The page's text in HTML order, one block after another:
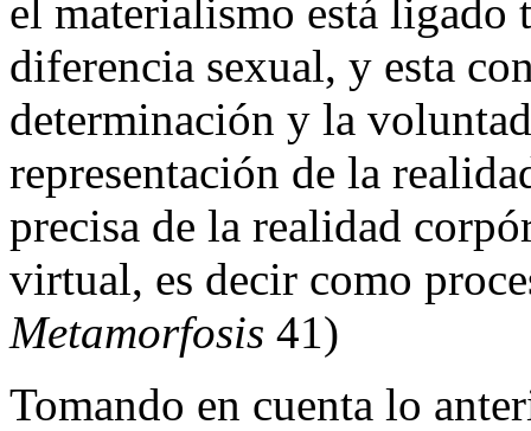
el materialismo está ligado
diferencia sexual, y esta
determinación y la
representación de la
precisa de la realidad
virtual, es decir como
Metamorfosis 41)
Tomando en cuenta lo